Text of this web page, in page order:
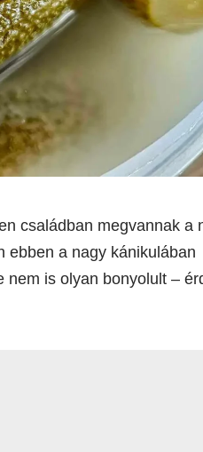
családban megvannak a
ebben a nagy kánikulában
nem is olyan bonyolult –